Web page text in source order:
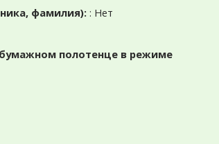
фамилия):: Нет
полотенце в режиме